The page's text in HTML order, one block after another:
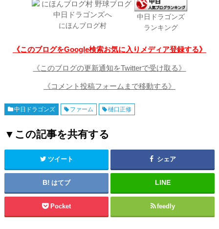
にほんブログ村
中日ドラゴンズ
ランキング
《このブログをGoogle検索お気に入りメディア登録する》
《このブログの更新通知をTwitterで受け取る》
《コメント投稿フォームまで移動する》
中日ドラゴンズ ファーム 樋口正修
▼この記事を共有する
ツイート シェア
はてブ
Pocket feedly